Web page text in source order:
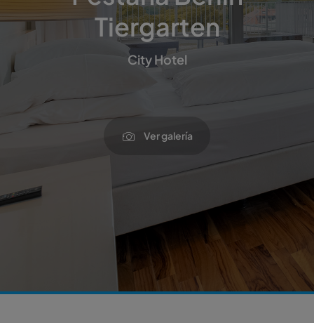
Tiergarten
City Hotel
Ver galería